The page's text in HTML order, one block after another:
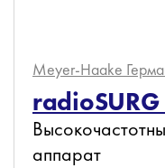
Meyer-Haake
аппарат